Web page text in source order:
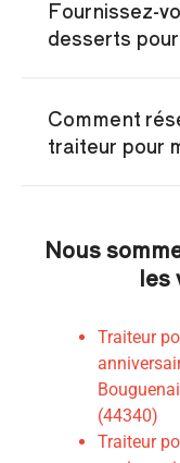
Fournissez-
desserts pour
Comment
traiteur pour
Nous
les
Traiteur
(44340)
Traiteur